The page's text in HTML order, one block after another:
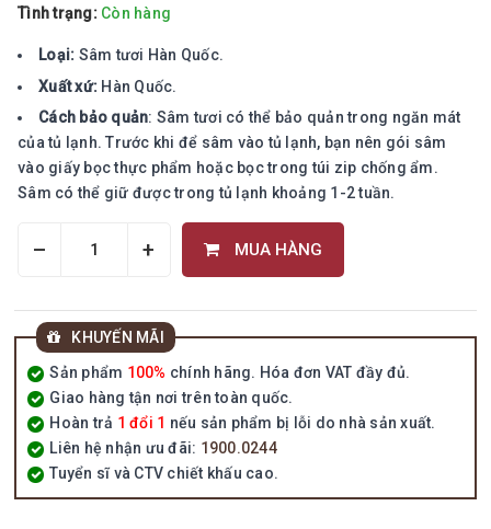
Tình trạng: Còn hàng
Loại: Sâm tươi Hàn Quốc.
Xuất xứ: Hàn Quốc.
Cách bảo quản: Sâm tươi có thể bảo quản trong ngăn mát
của tủ lạnh. Trước khi để sâm vào tủ lạnh, bạn nên gói sâm
vào giấy bọc thực phẩm hoặc bọc trong túi zip chống ẩm.
Sâm có thể giữ được trong tủ lạnh khoảng 1-2 tuần.
– + MUA HÀNG
KHUYẾN MÃI
Sản phẩm 100% chính hãng. Hóa đơn VAT đầy đủ.
Giao hàng tận nơi trên toàn quốc.
Hoàn trả 1 đổi 1 nếu sản phẩm bị lỗi do nhà sản xuất.
Liên hệ nhận ưu đãi: 1900.0244
Tuyển sĩ và CTV chiết khấu cao.